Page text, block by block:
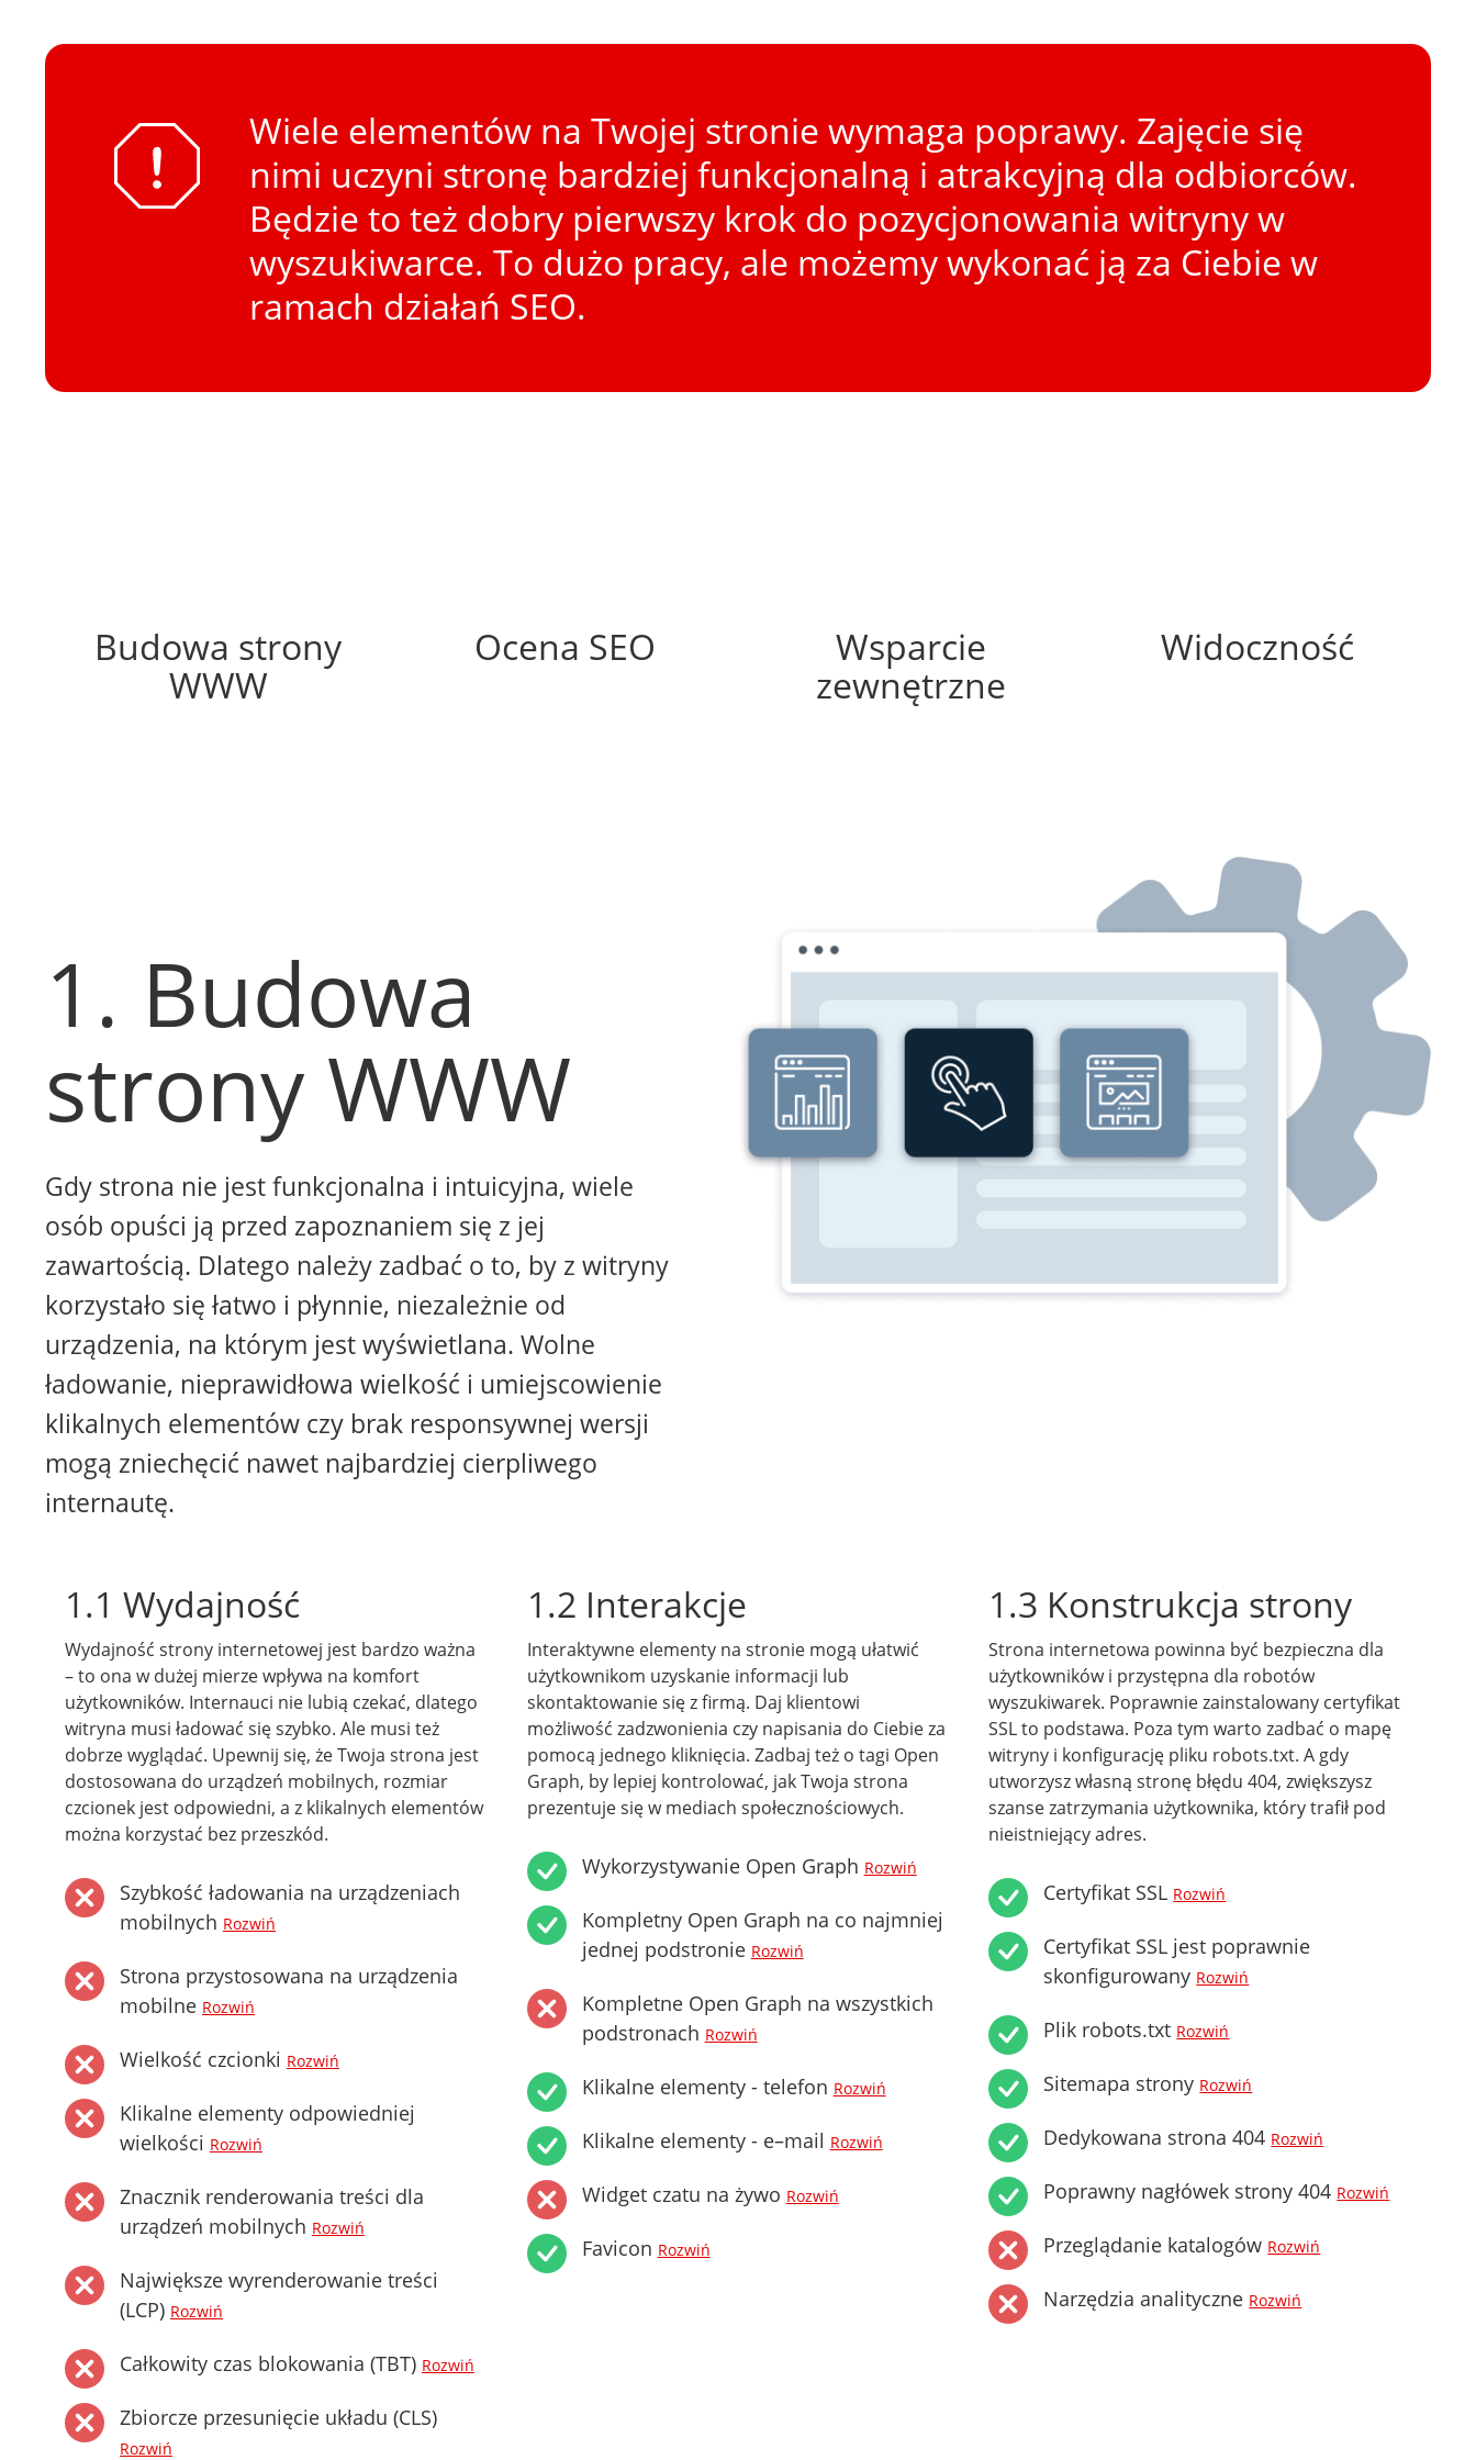
Wiele elementów na Twojej stronie wymaga poprawy. Zajęcie się
nimi uczyni stronę bardziej funkcjonalną i atrakcyjną dla odbiorców.
Będzie to też dobry pierwszy krok do pozycjonowania witryny w
wyszukiwarce. To dużo pracy, ale możemy wykonać ją za Ciebie w
ramach działań SEO.
Budowa strony
WWW
Ocena SEO
Wsparcie
zewnętrzne
Widoczność
1. Budowa
strony WWW
Gdy strona nie jest funkcjonalna i intuicyjna, wiele
osób opuści ją przed zapoznaniem się z jej
zawartością. Dlatego należy zadbać o to, by z witryny
korzystało się łatwo i płynnie, niezależnie od
urządzenia, na którym jest wyświetlana. Wolne
ładowanie, nieprawidłowa wielkość i umiejscowienie
klikalnych elementów czy brak responsywnej wersji
mogą zniechęcić nawet najbardziej cierpliwego
internautę.
1.1 Wydajność
Wydajność strony internetowej jest bardzo ważna
– to ona w dużej mierze wpływa na komfort
użytkowników. Internauci nie lubią czekać, dlatego
witryna musi ładować się szybko. Ale musi też
dobrze wyglądać. Upewnij się, że Twoja strona jest
dostosowana do urządzeń mobilnych, rozmiar
czcionek jest odpowiedni, a z klikalnych elementów
można korzystać bez przeszkód.
Szybkość ładowania na urządzeniach
mobilnych Rozwiń
Strona przystosowana na urządzenia
mobilne Rozwiń
Wielkość czcionki Rozwiń
Klikalne elementy odpowiedniej
wielkości Rozwiń
Znacznik renderowania treści dla
urządzeń mobilnych Rozwiń
Największe wyrenderowanie treści
(LCP) Rozwiń
Całkowity czas blokowania (TBT) Rozwiń
Zbiorcze przesunięcie układu (CLS)
Rozwiń
1.2 Interakcje
Interaktywne elementy na stronie mogą ułatwić
użytkownikom uzyskanie informacji lub
skontaktowanie się z firmą. Daj klientowi
możliwość zadzwonienia czy napisania do Ciebie za
pomocą jednego kliknięcia. Zadbaj też o tagi Open
Graph, by lepiej kontrolować, jak Twoja strona
prezentuje się w mediach społecznościowych.
Wykorzystywanie Open Graph Rozwiń
Kompletny Open Graph na co najmniej
jednej podstronie Rozwiń
Kompletne Open Graph na wszystkich
podstronach Rozwiń
Klikalne elementy - telefon Rozwiń
Klikalne elementy - e–mail Rozwiń
Widget czatu na żywo Rozwiń
Favicon Rozwiń
1.3 Konstrukcja strony
Strona internetowa powinna być bezpieczna dla
użytkowników i przystępna dla robotów
wyszukiwarek. Poprawnie zainstalowany certyfikat
SSL to podstawa. Poza tym warto zadbać o mapę
witryny i konfigurację pliku robots.txt. A gdy
utworzysz własną stronę błędu 404, zwiększysz
szanse zatrzymania użytkownika, który trafił pod
nieistniejący adres.
Certyfikat SSL Rozwiń
Certyfikat SSL jest poprawnie
skonfigurowany Rozwiń
Plik robots.txt Rozwiń
Sitemapa strony Rozwiń
Dedykowana strona 404 Rozwiń
Poprawny nagłówek strony 404 Rozwiń
Przeglądanie katalogów Rozwiń
Narzędzia analityczne Rozwiń